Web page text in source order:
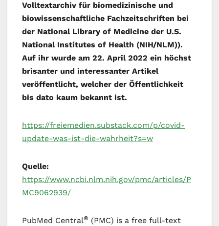
Volltextarchiv für biomedizinische und
biowissenschaftliche Fachzeitschriften bei
der National Library of Medicine der U.S.
National Institutes of Health (NIH/NLM)).
Auf ihr wurde am 22. April 2022 ein höchst
brisanter und interessanter Artikel
veröffentlicht, welcher der Öffentlichkeit
bis dato kaum bekannt ist.
https://freiemedien.substack.com/p/covid-
update-was-ist-die-wahrheit?s=w
Quelle:
https://www.ncbi.nlm.nih.gov/pmc/articles/P
MC9062939/
PubMed Central® (PMC) is a free full-text